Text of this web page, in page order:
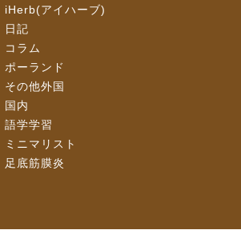
iHerb(アイハーブ)
日記
コラム
ポーランド
その他外国
国内
語学学習
ミニマリスト
足底筋膜炎